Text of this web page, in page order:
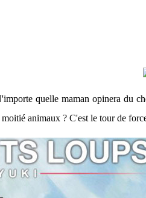
quelle maman opinera du
animaux ? C'est le tour de